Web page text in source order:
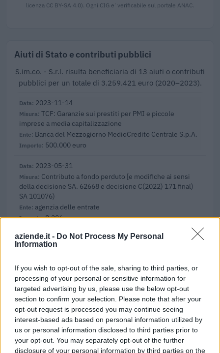
aziende.it - Do Not Process My Personal
Information
If you wish to opt-out of the sale, sharing to third parties, or
processing of your personal or sensitive information for
targeted advertising by us, please use the below opt-out
section to confirm your selection. Please note that after your
opt-out request is processed you may continue seeing
interest-based ads based on personal information utilized by
us or personal information disclosed to third parties prior to
your opt-out. You may separately opt-out of the further
disclosure of your personal information by third parties on the
licenza CC BY-SA 4.0). Ogni CIG e' verificabile sul portale ANAC.
Aiuti di Stato e contributi pubblici
S.im.co. - S.r.l. risulta beneficiaria di 13 aiuti o contributi
pubblici per un totale di 3.259.421 euro (2020–2023).
2023-11-14
TCF: Garanzie sui prestiti per PMI e piccole
imprese a media capitalizzazione
Banca del Mezzogiorno MedioCredito Centrale S.p.A.
500.000 euro
2023-05-31
Contributo a fondo perduto [e modifiche ai sensi
della decisione SA. 62668 e decisione C(2022) 171 final)
SA 101076)
agenzia delle entrate
8.206 euro
2023-05-10
SA.57496 (2021/N) – Italy – Broadband vouchers
INFRATEL ITALIA S.P.A.
300 euro
2023-04-11
esenzioni fiscali e crediti d'imposta adottati a
seguito della crisi economica causata dall'epidemia di
COVID-19 [con mo
agenzia delle entrate